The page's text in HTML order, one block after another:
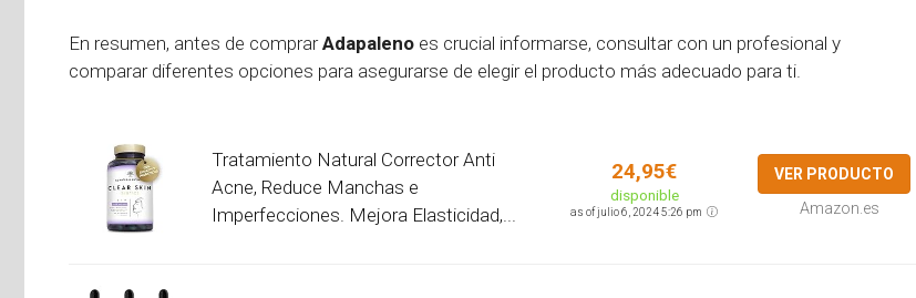
En resumen, antes de comprarAdapaleno es crucial informarse, consultar con un profesional y
comparar diferentes opciones para asegurarse de elegir el producto más adecuado para ti.
Tratamiento Natural Corrector Anti
Acne, Reduce Manchas e
Imperfecciones. Mejora Elasticidad,...
24,95€
disponible
as of julio 6, 2024 5:26 pm
VER PRODUCTO
Amazon.es